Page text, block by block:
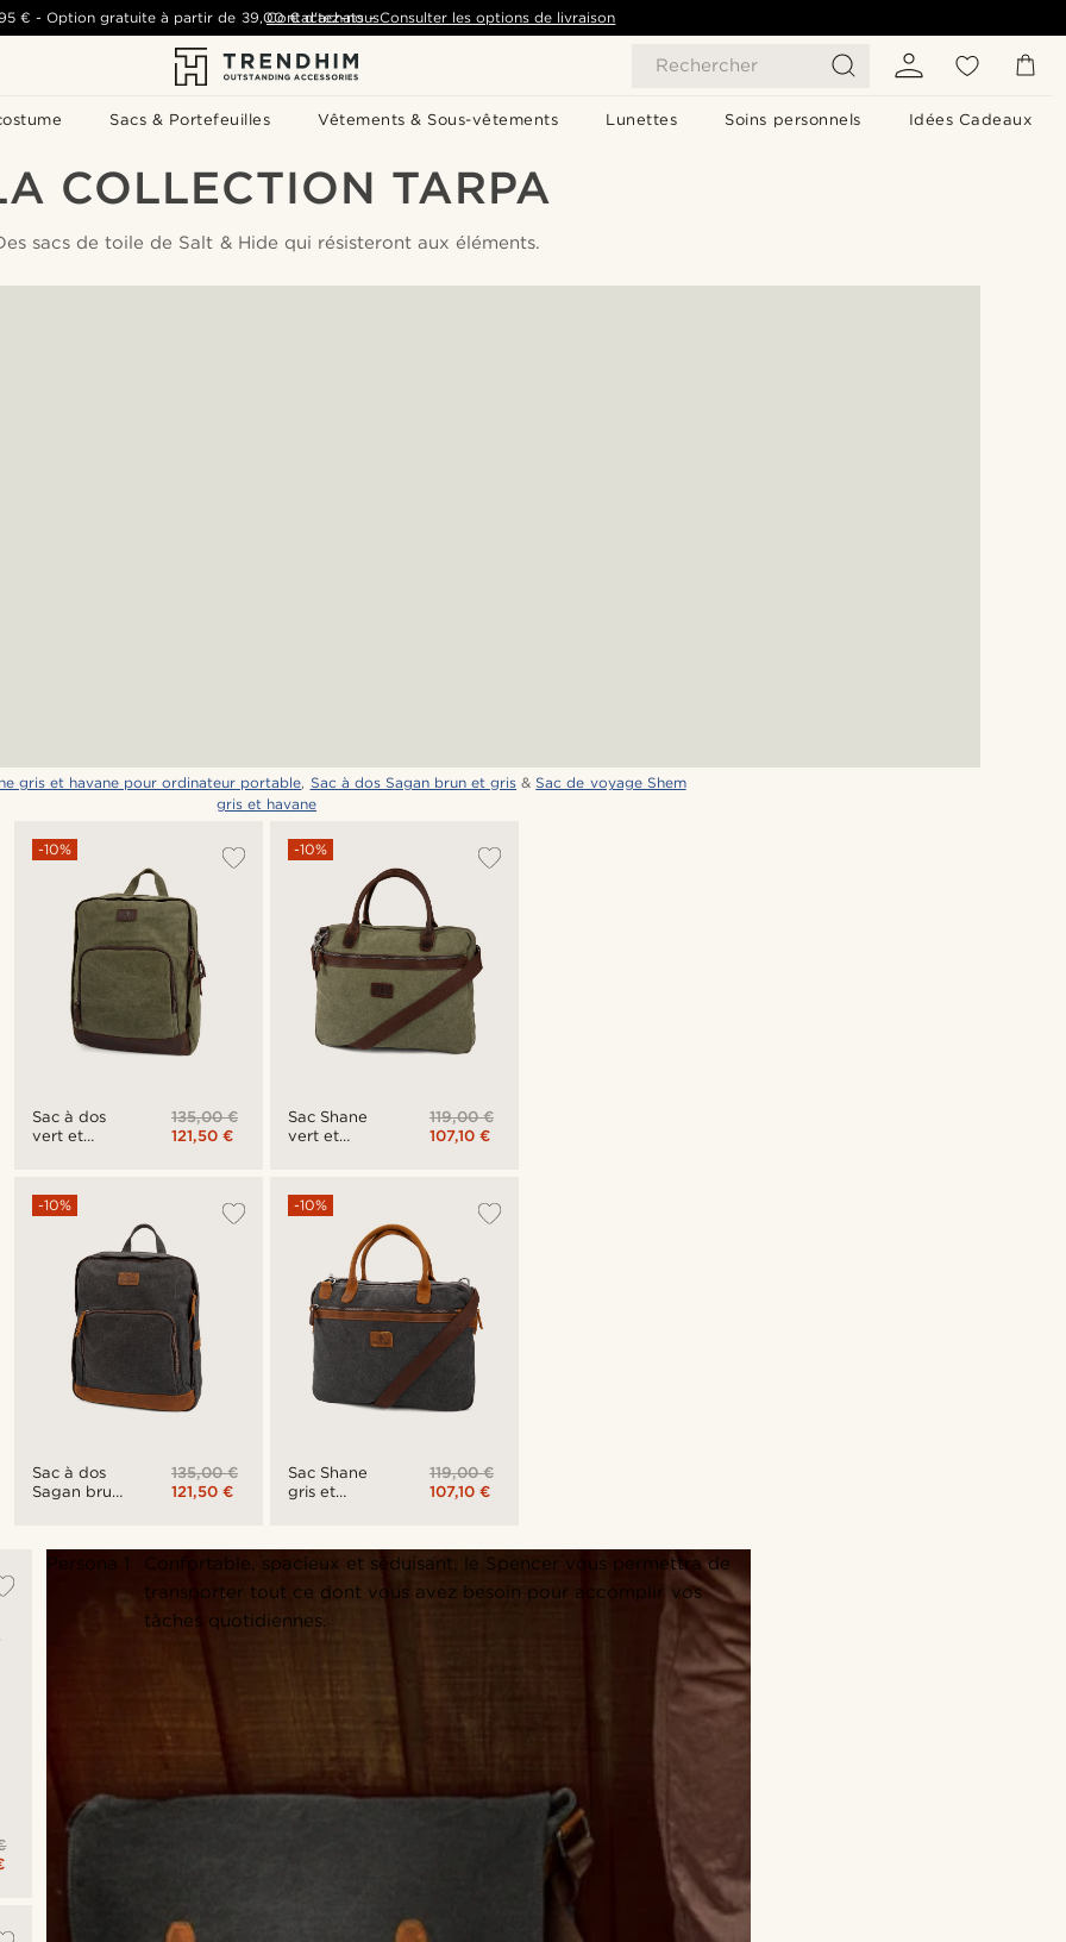
Rechercher
Sacs & Portefeuilles Vêtements & Sous-vêtements Lunettes Soins personnels Idées Cadeaux
€ -Option gratuite à partir de 39,00 € d'achats- Consulter les options de livraison
Contactez-nous
COLLECTION TARPA
sacs de toile de Salt & Hide qui résisteront aux éléments.
gris et havane pour ordinateur portable, Sac à dos Sagan brun et gris &Sac de voyage Shem
gris et havane
Sac à dos
vert et
-10%
135,00 €
121,50 €
Sac à dos
Sagan brun
-10%
135,00 €
121,50 €
Sac Shane
vert et
ordinateur
portable
-10%
119,00 €
107,10 €
Sac Shane
gris et
ordinateur
portable
-10%
119,00 €
107,10 €
Persona 1
Confortable, spacieux et séduisant, le Spencer vous permettra de
transporter tout ce dont vous avez besoin pour accomplir vos
tâches quotidiennes.